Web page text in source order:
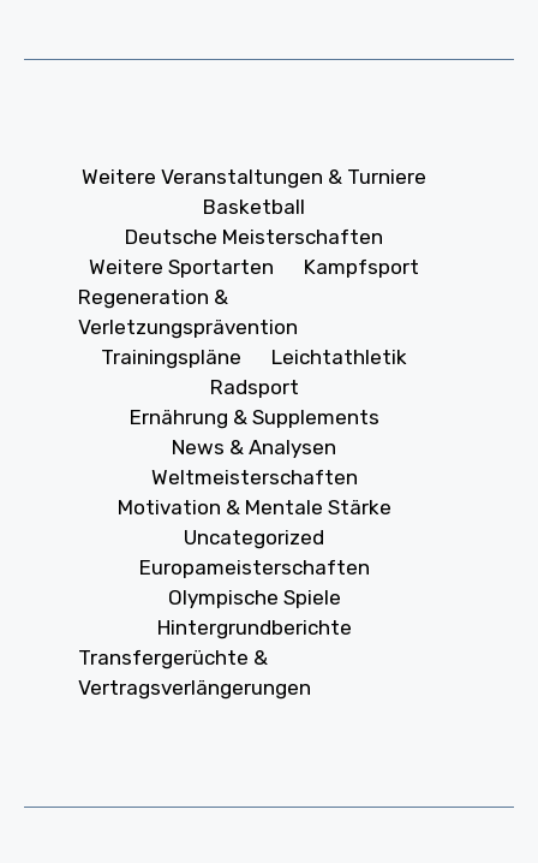
Weitere Veranstaltungen & Turniere
Basketball
Deutsche Meisterschaften
Weitere Sportarten
Kampfsport
Regeneration &
Verletzungsprävention
Trainingspläne
Leichtathletik
Radsport
Ernährung & Supplements
News & Analysen
Weltmeisterschaften
Motivation & Mentale Stärke
Uncategorized
Europameisterschaften
Olympische Spiele
Hintergrundberichte
Transfergerüchte &
Vertragsverlängerungen